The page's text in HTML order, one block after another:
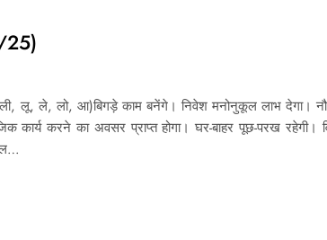
25)
लू, ले, लो, आ)बिगड़े काम बनेंगे। निवेश मनोनुकूल लाभ देगा।
कार्य करने का अवसर प्राप्त होगा। घर-बाहर पूछ-परख रहेगी।